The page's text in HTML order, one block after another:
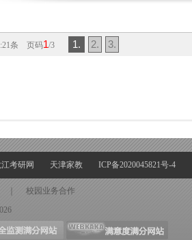
条 页码1/3 1. 2. 3.
考研网 天津家教 ICP备2020045821号-4
校园业务合作